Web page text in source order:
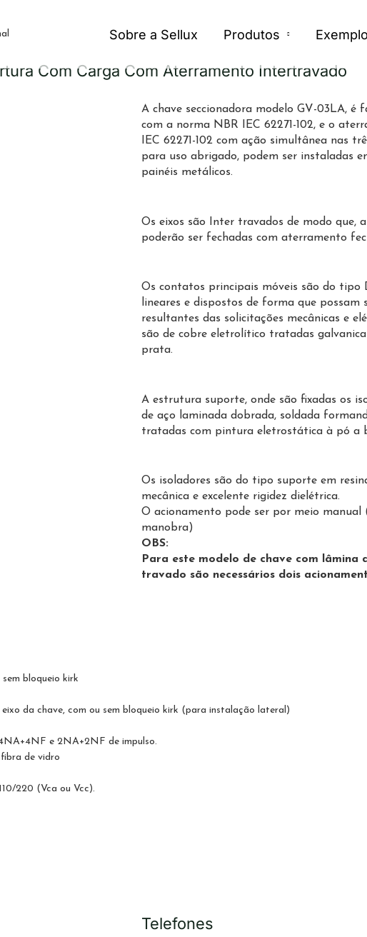
Sobre a Sellux Produtos
Com Carga Com Aterramento Intertravado
A chave seccionadora modelo GV-03LA, é
com a norma NBR IEC 62271-102, e o
IEC 62271-102 com ação simultânea nas
para uso abrigado, podem ser instaladas
painéis metálicos.
Os eixos são Inter travados de modo que,
poderão ser fechadas com aterramento
Os contatos principais móveis são do tipo
lineares e dispostos de forma que possam
resultantes das solicitações mecânicas e
são de cobre eletrolítico tratadas
prata.
A estrutura suporte, onde são fixadas os
de aço laminada dobrada, soldada
tratadas com pintura eletrostática à pó a
Os isoladores são do tipo suporte em
mecânica e excelente rigidez dielétrica.
O acionamento pode ser por meio
manobra)
OBS:
Para este modelo de chave com
travado são necessários dois
bloqueio kirk
da chave, com ou sem bloqueio kirk (para instalação lateral)
e 2NA+2NF de impulso.
de vidro
220 (Vca ou Vcc).
Telefones